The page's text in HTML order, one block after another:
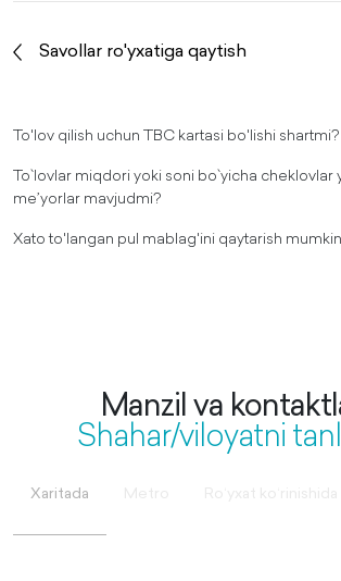
Savollar ro'yxatiga qaytish
To'lov qilish uchun TBC kartasi bo'lishi shartmi?
To`lovlar miqdori yoki soni bo`yicha cheklovlar
me’yorlar mavjudmi?
Xato to'langan pul mablag'ini qaytarish
Manzil va
Shahar/viloyatni
Xaritada